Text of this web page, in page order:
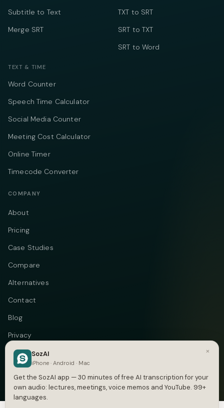
Subtitle to Text
Merge SRT
TXT to SRT
SRT to TXT
SRT to Word
TEXT & TIME
Word Counter
Speech Time Calculator
Social Media Counter
Meeting Cost Calculator
Online Timer
Timecode Converter
COMPANY
About
Pricing
Case Studies
Compare
Alternatives
Contact
Blog
Privacy
Terms
DMCA
×
SozAI
iPhone · Android · Mac
Get the SozAI app — 30 minutes of free AI transcription for your
own audio: lectures, meetings, voice memos and YouTube. 99+
languages.